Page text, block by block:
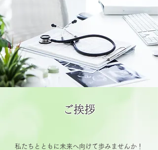
ご挨拶
私たちとともに未来へ向けて歩みませんか！